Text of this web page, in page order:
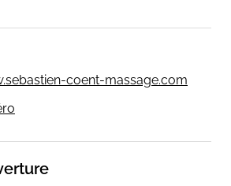
coent-massage.com